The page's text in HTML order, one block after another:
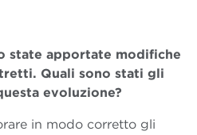
state apportate modifiche
Quali sono stati gli
evoluzione?
in modo corretto gli